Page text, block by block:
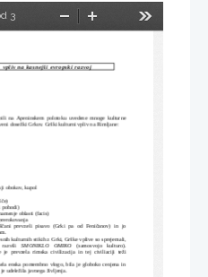
3
Pomanjšaj
na kasnejši evropski razvoj
na Apeninskem polotoku uvedene mnoge kulturne
dosežki Grkov. Grški kulturni vpliv na Rimljane:
obokov, kupol
pohodi)
oblasti (facis)
prevzeli pisavo (Grki pa od Feničanov)  in jo
kulturnih stikih z Grki, Grške vplive so sprejemali,
razvili SMONIKLO OMIKO
  (samosvojo   kulturo).
je prevzela rimska civilizacija in tej civiliaciji teži
enska pomembno vlogo, bila je globoko cenjena in
je udeležila javnega življenja.